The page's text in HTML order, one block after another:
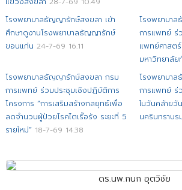
โรงพยาบาลธัญญารักษ์สงขลา เข้า
ศึกษาดูงานโรงพยาบาลธัญญารักษ์
ขอนแก่น 24-7-69 16.11
โรงพยาบา
การแพทย์
แพทย์ศาสต
มหาวิทยาลั
โรงพยาบาลธัญญารักษ์สงขลา กรม
การแพทย์ ร่วมประชุมเชิงปฏิบัติการ
โครงการ “การเสริมสร้างกลยุทธ์เพื่อ
ลดจำนวนผู้ป่วยโรคไตเรื้อรัง ระยะที่ 5
รายใหม่” 18-7-69 14.38
โรงพยาบา
การแพทย์ ร่
ในวันคล้าย
นครินทราบร
ดร.นพ.กนก อุตวิชัย